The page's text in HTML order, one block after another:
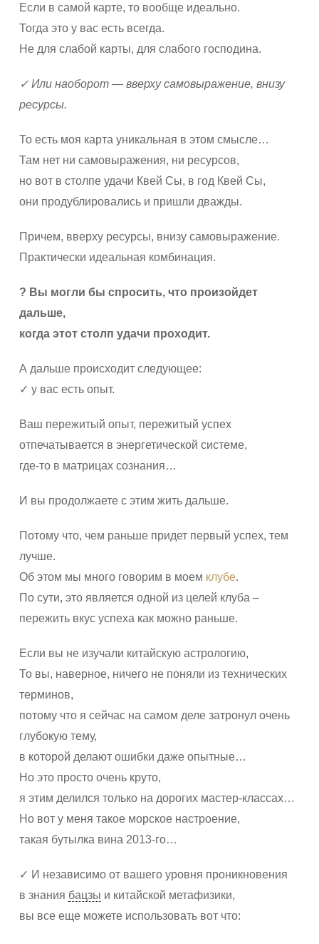
Если в самой карте, то вообще идеально.
Тогда это у вас есть всегда.
Не для слабой карты, для слабого господина.
✓ Или наоборот — вверху самовыражение, внизу
ресурсы.
То есть моя карта уникальная в этом смысле…
Там нет ни самовыражения, ни ресурсов,
но вот в столпе удачи Квей Сы, в год Квей Сы,
они продублировались и пришли дважды.
Причем, вверху ресурсы, внизу самовыражение.
Практически идеальная комбинация.
? Вы могли бы спросить, что произойдет
дальше,
когда этот столп удачи проходит.
А дальше происходит следующее:
✓ у вас есть опыт.
Ваш пережитый опыт, пережитый успех
отпечатывается в энергетической системе,
где-то в матрицах сознания…
И вы продолжаете с этим жить дальше.
Потому что, чем раньше придет первый успех, тем
лучше.
Об этом мы много говорим в моем клубе.
По сути, это является одной из целей клуба –
пережить вкус успеха как можно раньше.
Если вы не изучали китайскую астрологию,
То вы, наверное, ничего не поняли из технических
терминов,
потому что я сейчас на самом деле затронул очень
глубокую тему,
в которой делают ошибки даже опытные…
Но это просто очень круто,
я этим делился только на дорогих мастер-классах…
Но вот у меня такое морское настроение,
такая бутылка вина 2013-го…
✓ И независимо от вашего уровня проникновения
в знания бацзы и китайской метафизики,
вы все еще можете использовать вот что: